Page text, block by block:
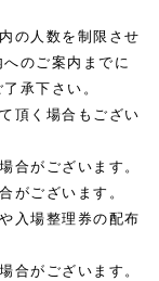
の人数を制限させ
のご案内までに
承下さい。
頂く場合もござい
合がございます。
がございます。
入場整理券の配布
合がございます。